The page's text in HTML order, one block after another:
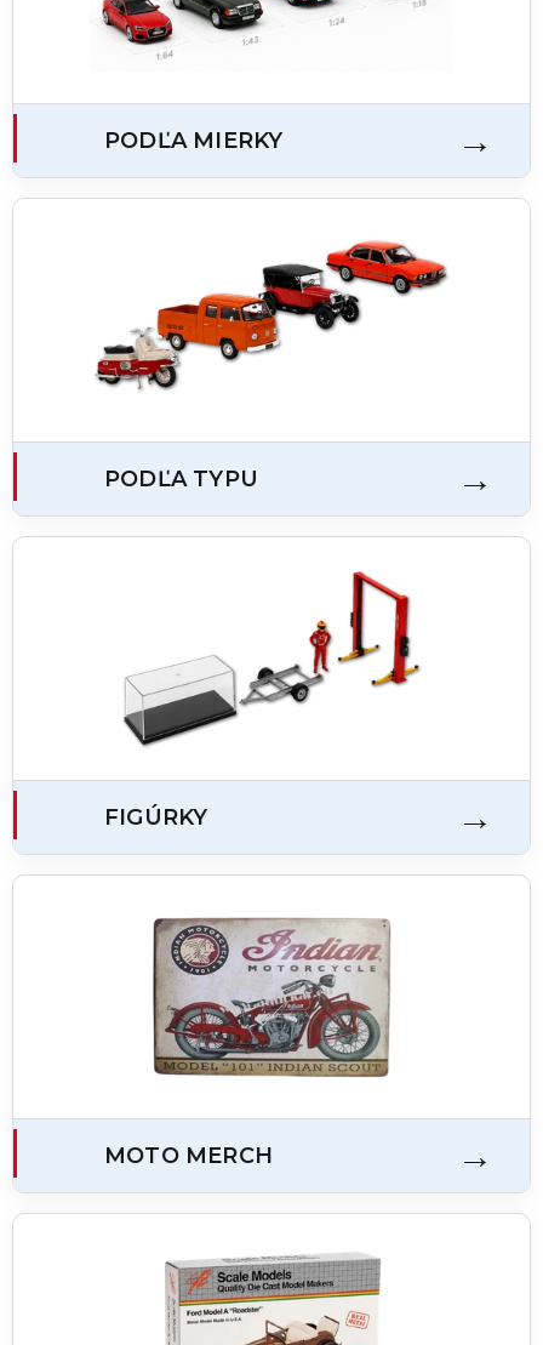
PODĽA MIERKY
PODĽA TYPU
FIGÚRKY
MOTO MERCH